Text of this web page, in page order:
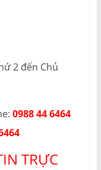
2 đến Chủ
0988 44 6464
TRỰC